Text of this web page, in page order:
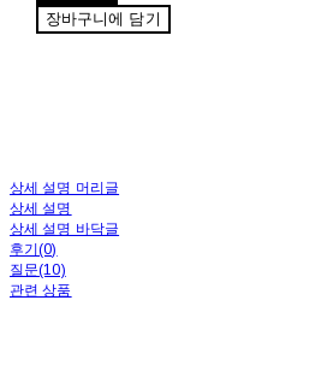
장바구니에 담기
상세 설명 머리글
상세 설명
상세 설명 바닥글
후기(0)
질문(10)
관련 상품